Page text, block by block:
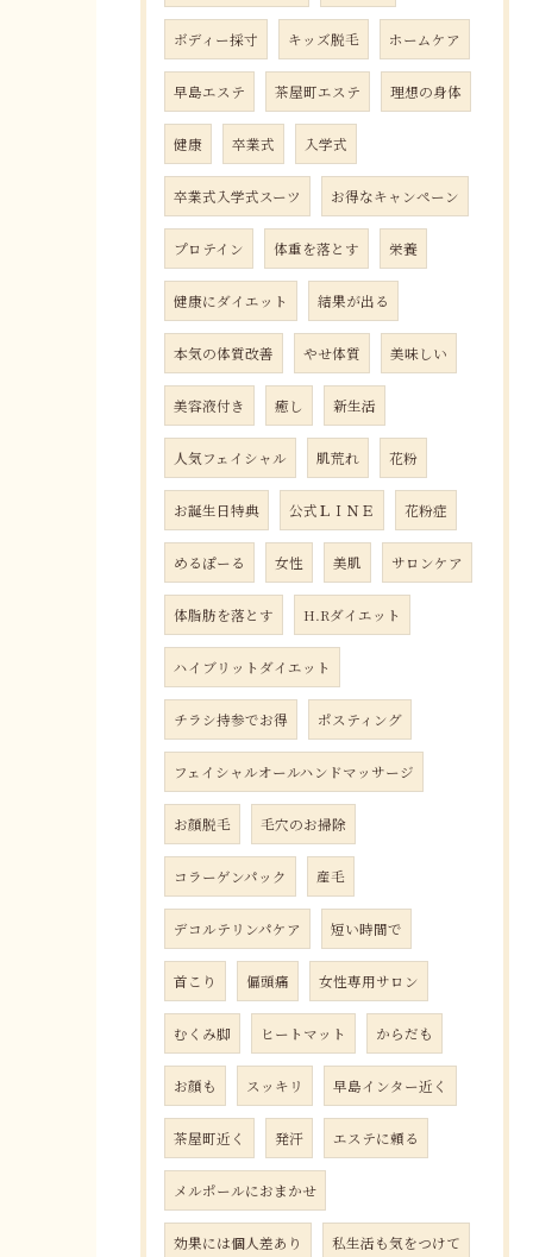
ボディー採寸 キッズ脱毛 ホームケア
早島エステ 茶屋町エステ 理想の身体
健康 卒業式 入学式
卒業式入学式スーツ お得なキャンペーン
プロテイン 体重を落とす 栄養
健康にダイエット 結果が出る
本気の体質改善 やせ体質 美味しい
美容液付き 癒し 新生活
人気フェイシャル 肌荒れ 花粉
お誕生日特典 公式ＬＩＮＥ 花粉症
めるぽーる 女性 美肌 サロンケア
体脂肪を落とす H.Rダイエット
ハイブリットダイエット
チラシ持参でお得 ポスティング
フェイシャルオールハンドマッサージ
お顔脱毛 毛穴のお掃除
コラーゲンパック 産毛
デコルテリンパケア 短い時間で
首こり 偏頭痛 女性専用サロン
むくみ脚 ヒートマット からだも
お顔も スッキリ 早島インター近く
茶屋町近く 発汗 エステに頼る
メルポールにおまかせ
効果には個人差あり 私生活も気をつけて